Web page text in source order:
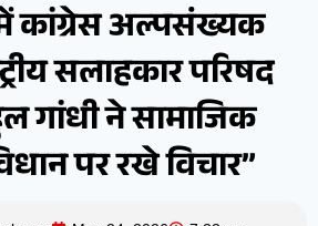
कांग्रेस अल्पसंख्यक
सलाहकार परिषद
गांधी ने सामाजिक
पर रखे विचार”